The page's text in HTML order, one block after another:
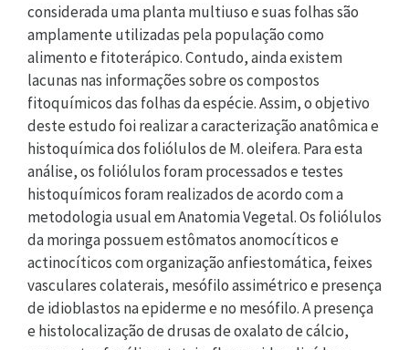
considerada uma planta multiuso e suas folhas são
amplamente utilizadas pela população como
alimento e fitoterápico. Contudo, ainda existem
lacunas nas informações sobre os compostos
fitoquímicos das folhas da espécie. Assim, o objetivo
deste estudo foi realizar a caracterização anatômica e
histoquímica dos foliólulos de M. oleifera. Para esta
análise, os foliólulos foram processados e testes
histoquímicos foram realizados de acordo com a
metodologia usual em Anatomia Vegetal. Os foliólulos
da moringa possuem estômatos anomocíticos e
actinocíticos com organização anfiestomática, feixes
vasculares colaterais, mesófilo assimétrico e presença
de idioblastos na epiderme e no mesófilo. A presença
e histolocalização de drusas de oxalato de cálcio,